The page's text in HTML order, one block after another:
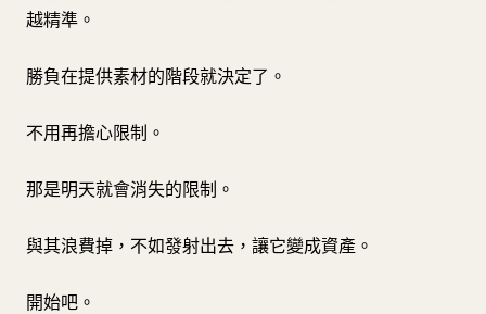
越精準。
勝負在提供素材的階段就決定了。
不用再擔心限制。
那是明天就會消失的限制。
與其浪費掉，不如發射出去，讓它變成資產。
開始吧。